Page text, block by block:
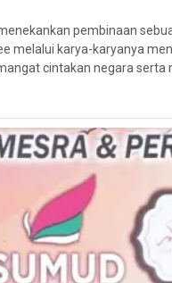
pembinaan
melalui karya-karyanya
cintakan negara